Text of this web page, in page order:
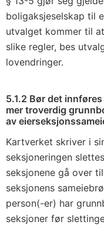
boligaksjeselskap til
utvalget kommer til
slike regler, bes
lovendringer.
5.1.2 Bør det
mer troverdig
av
Kartverket skriver i
seksjoneringen
seksjonene gå over
seksjonens
person(-er) har
seksjoner før